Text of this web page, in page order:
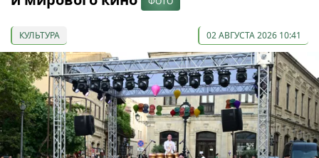
КУЛЬТУРА 02 АВГУСТА 2026 10:41